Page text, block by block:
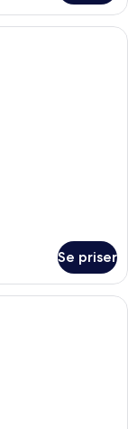
med stort vindue,
Se priser
med et